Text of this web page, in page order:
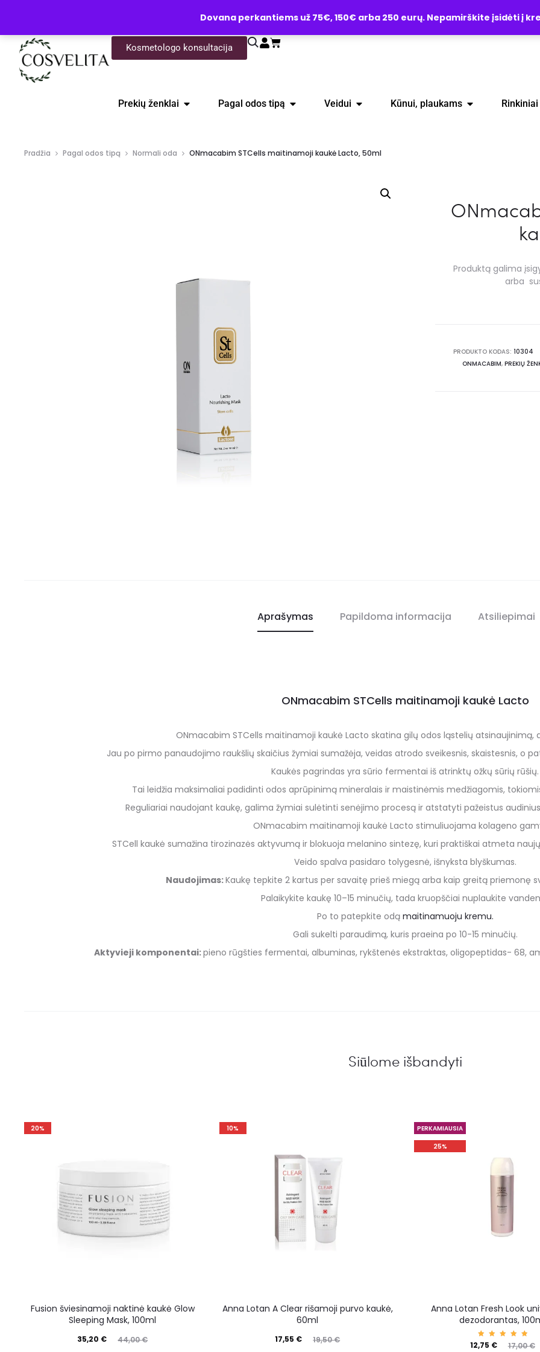
Dovana perkantiems už 75€, 150€ arba 250 eurų. Nepamirškite įsidėti į
Kosmetologo konsultacija
Prekių ženklai Pagal odos tipą Veidui Kūnui, plaukams Rinkiniai
Pradžia Pagal odos tipą Normali oda ONmacabim STCells maitinamoji kaukė Lacto, 50ml
Produktą galima
arba
PRODUKTO KODAS: 10304
ONMACABIM, PREKIŲ
Aprašymas Papildoma informacija Atsiliepimai
ONmacabim STCells maitinamoji kaukė Lacto
ONmacabim STCells maitinamoji kaukė Lacto skatina gilų odos ląstelių atsinaujinimą,
Jau po pirmo panaudojimo raukšlių skaičius žymiai sumažėja, veidas atrodo sveikesnis, skaistesnis, o
Kaukės pagrindas yra sūrio fermentai iš atrinktų ožkų sūrių rūšių.
Tai leidžia maksimaliai padidinti odos aprūpinimą mineralais ir maistinėmis medžiagomis,
Reguliariai naudojant kaukę, galima žymiai sulėtinti senėjimo procesą ir atstatyti pažeistus
ONmacabim maitinamoji kaukė Lacto stimuliuojama kolageno
STCell kaukė sumažina tirozinazės aktyvumą ir blokuoja melanino sintezę, kuri praktiškai atmeta
Veido spalva pasidaro tolygesnė, išnyksta blyškumas.
Naudojimas:Kaukę tepkite 2 kartus per savaitę prieš miegą arba kaip greitą priemonę
Palaikykite kaukę 10–15 minučių, tada kruopščiai nuplaukite
Po to patepkite odą maitinamuoju kremu.
Gali sukelti paraudimą, kuris praeina po 10-15 minučių.
Aktyvieji komponentai:pieno rūgšties fermentai, albuminas, rykštenės ekstraktas, oligopeptidas- 68,
Siūlome išbandyti
20%
Fusion šviesinamoji naktinė kaukė Glow
Sleeping Mask, 100ml
44,00€
35,20 €
10%
Anna Lotan A Clear rišamoji purvo kaukė,
60ml
19,50€
17,55 €
PERKAMIAUSIA
25%
Anna Lotan Fresh Look
dezodorantas,
Įvertin
imas:
17,00€
12,75 €